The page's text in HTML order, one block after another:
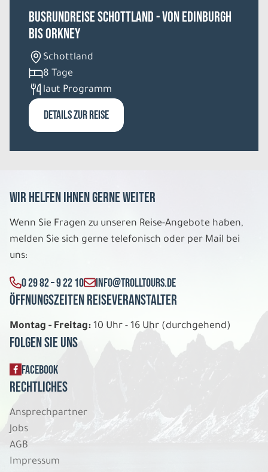
Busrundreise Schottland - von Edinburgh
bis Orkney
Schottland
8 Tage
laut Programm
DETAILS ZUR REISE
Wir helfen Ihnen gerne weiter
Wenn Sie Fragen zu unseren Reise-Angebote haben,
melden Sie sich gerne telefonisch oder per Mail bei
uns:
0 29 82 – 9 22 10 INFO@TROLLTOURS.DE
Öffnungszeiten Reiseveranstalter
Montag - Freitag: 10 Uhr - 16 Uhr (durchgehend)
Folgen Sie uns
FACEBOOK
Rechtliches
Ansprechpartner
Jobs
AGB
Impressum